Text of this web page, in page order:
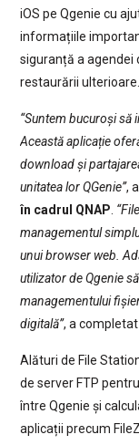
iOS pe Qgenie cu
informațiile
siguranță a agendei
restaurării ulterioare.
“Suntem bucuroși să
Această aplicație
download și
unitatea lor QGenie”,
în cadrul QNAP
managementul
unui browser web.
utilizator de Qgenie
managementului
digitală”, a completat
Alături de File
de server FTP
între Qgenie și
aplicații precum